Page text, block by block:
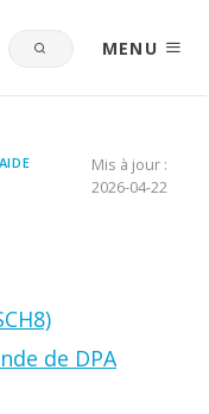
MENU
Mis à jour :
2026-04-22
de DPA